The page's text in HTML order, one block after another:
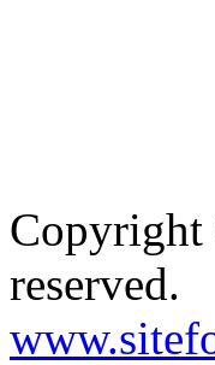
reserved.